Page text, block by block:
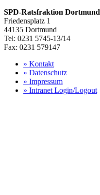
SPD-Ratsfraktion Dortmund
Friedensplatz 1
44135 Dortmund
Tel: 0231 5745-13/14
Fax: 0231 579147
» Kontakt
» Datenschutz
» Impressum
» Intranet Login/Logout